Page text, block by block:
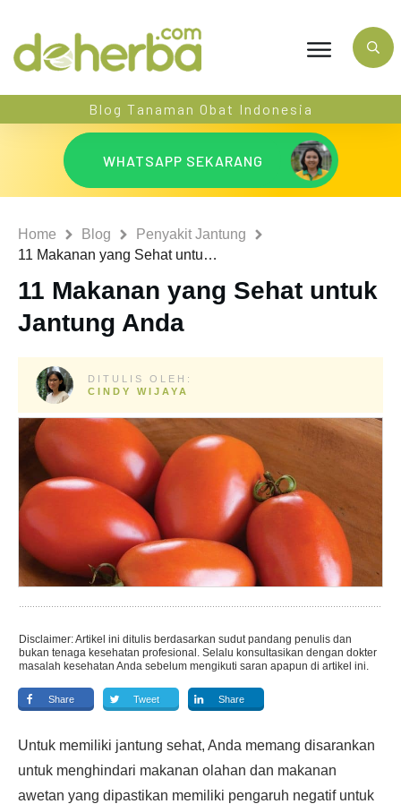
Blog Tanaman Obat Indonesia
WHATSAPP SEKARANG
Home Blog
Penyakit Jantung
11 Makanan yang Sehat untuk Jantung Anda
11 Makanan yang Sehat untuk
Jantung Anda
DITULIS OLEH:
CINDY WIJAYA
Disclaimer: Artikel ini ditulis berdasarkan sudut pandang penulis dan
bukan tenaga kesehatan profesional. Selalu konsultasikan dengan dokter
masalah kesehatan Anda sebelum mengikuti saran apapun di artikel ini.
Share Tweet Share
Untuk memiliki jantung sehat, Anda memang disarankan
untuk menghindari makanan olahan dan makanan
awetan yang dipastikan memiliki pengaruh negatif untuk